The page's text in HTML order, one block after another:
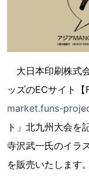
大日本印刷株式
ッズのECサイト
market.funs-
ト」北九州大会を
寺沢武一氏のイラ
を販売いたします。